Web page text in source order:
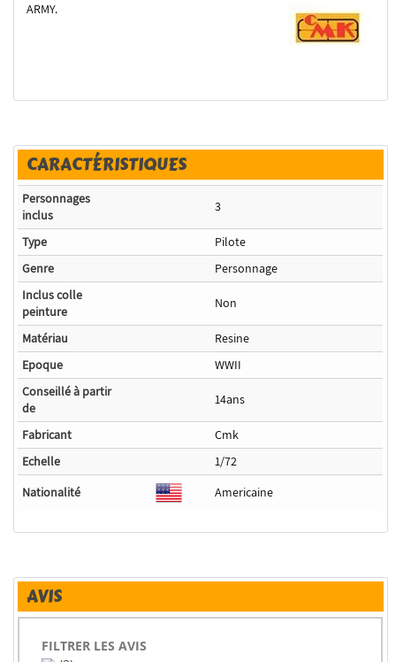
ARMY.
CARACTÉRISTIQUES
Personnages
inclus
3
Type
Pilote
Genre
Personnage
Inclus colle
peinture
Non
Matériau
Resine
Epoque
WWII
Conseillé à partir
de
14ans
Fabricant
Cmk
Echelle
1/72
Nationalité
Americaine
AVIS
FILTRER LES AVIS